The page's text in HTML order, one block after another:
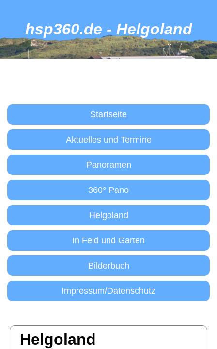
hsp360.de - Helgoland
Startseite
Aktuelles und Termine
Panoramen
360° Pano
Helgoland
In Feld und Garten
Bilderbuch
Impressum/Datenschutz
Helgoland